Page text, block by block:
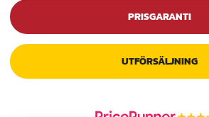
Kretskort, batteri och chip ingår inte.
nuvarande nyckel har samma form och
produktbilden innan köp.
Specifikation
PRISGARANTI
UTFÖRSÄLJNING